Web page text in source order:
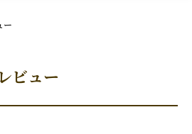
ー
ビュー